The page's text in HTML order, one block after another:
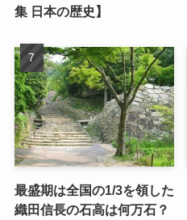
集 日本の歴史】
最盛期は全国の1/3を領した
織田信長の石高は何万石？